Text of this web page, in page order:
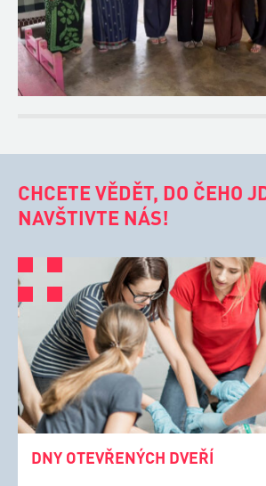
CHCETE VĚDĚT, DO ČEHO
NAVŠTIVTE NÁS!
DNY OTEVŘENÝCH DVEŘÍ